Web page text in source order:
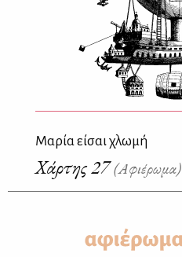
Μαρία είσαι χλωμή
Χάρτης 27(Αφιέρωμα)